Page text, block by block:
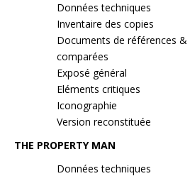
Données techniques
Inventaire des copies
Documents de références &
comparées
Exposé général
Eléments critiques
Iconographie
Version reconstituée
THE PROPERTY MAN
Données techniques